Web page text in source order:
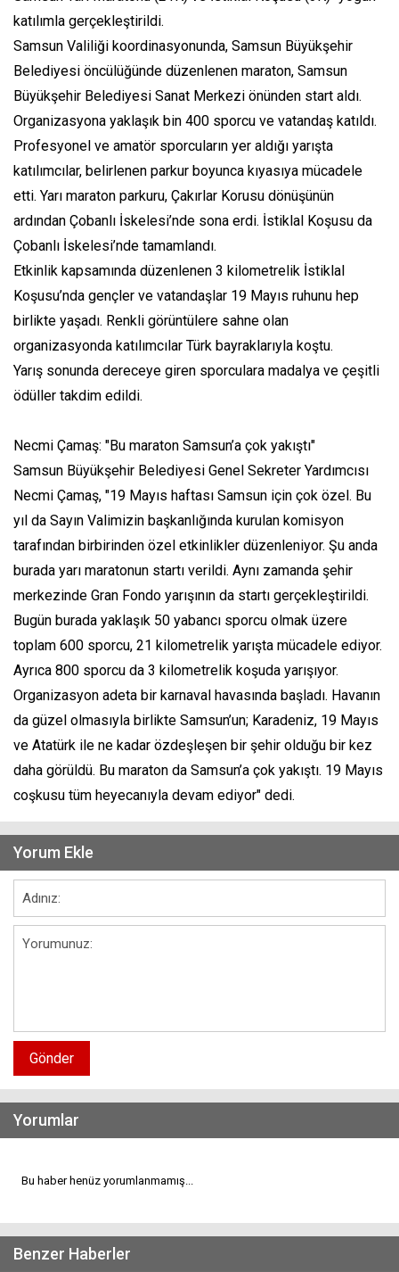
katılımla gerçekleştirildi.
Samsun Valiliği koordinasyonunda, Samsun Büyükşehir
Belediyesi öncülüğünde düzenlenen maraton, Samsun
Büyükşehir Belediyesi Sanat Merkezi önünden start aldı.
Organizasyona yaklaşık bin 400 sporcu ve vatandaş katıldı.
Profesyonel ve amatör sporcuların yer aldığı yarışta
katılımcılar, belirlenen parkur boyunca kıyasıya mücadele
etti. Yarı maraton parkuru, Çakırlar Korusu dönüşünün
ardından Çobanlı İskelesi’nde sona erdi. İstiklal Koşusu da
Çobanlı İskelesi’nde tamamlandı.
Etkinlik kapsamında düzenlenen 3 kilometrelik İstiklal
Koşusu’nda gençler ve vatandaşlar 19 Mayıs ruhunu hep
birlikte yaşadı. Renkli görüntülere sahne olan
organizasyonda katılımcılar Türk bayraklarıyla koştu.
Yarış sonunda dereceye giren sporculara madalya ve çeşitli
ödüller takdim edildi.
Necmi Çamaş: "Bu maraton Samsun’a çok yakıştı"
Samsun Büyükşehir Belediyesi Genel Sekreter Yardımcısı
Necmi Çamaş, "19 Mayıs haftası Samsun için çok özel. Bu
yıl da Sayın Valimizin başkanlığında kurulan komisyon
tarafından birbirinden özel etkinlikler düzenleniyor. Şu anda
burada yarı maratonun startı verildi. Aynı zamanda şehir
merkezinde Gran Fondo yarışının da startı gerçekleştirildi.
Bugün burada yaklaşık 50 yabancı sporcu olmak üzere
toplam 600 sporcu, 21 kilometrelik yarışta mücadele ediyor.
Ayrıca 800 sporcu da 3 kilometrelik koşuda yarışıyor.
Organizasyon adeta bir karnaval havasında başladı. Havanın
da güzel olmasıyla birlikte Samsun’un; Karadeniz, 19 Mayıs
ve Atatürk ile ne kadar özdeşleşen bir şehir olduğu bir kez
daha görüldü. Bu maraton da Samsun’a çok yakıştı. 19 Mayıs
coşkusu tüm heyecanıyla devam ediyor" dedi.
Yorum Ekle
Gönder
Yorumlar
Bu haber henüz yorumlanmamış...
Benzer Haberler